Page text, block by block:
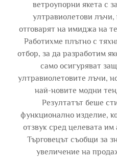
ветроупорни якета с
ултравиолетови лъчи,
отговарят на имиджа на
Работихме плътно с
отбор, за да разработим
само осигуряват
ултравиолетовите лъчи,
най-новите модни
Резултатът беше
функционално изделие,
отзвук сред целевата им
Търговецът съобщи за
увеличение на